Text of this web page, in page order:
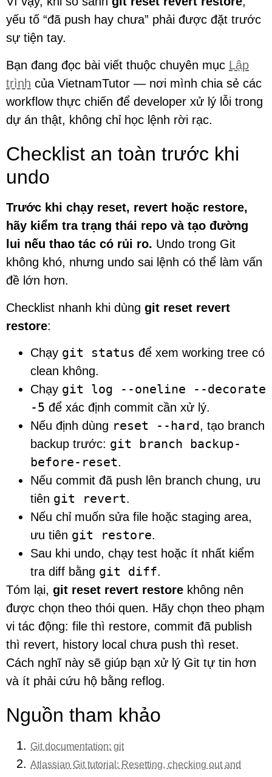
yếu tố “đã push hay chưa” phải được đặt trước
sự tiện tay.
Bạn đang đọc bài viết thuộc chuyên mục Lập
trình của VietnamTutor — nơi mình chia sẻ các
workflow thực chiến để developer xử lý lỗi trong
dự án thật, không chỉ học lệnh rời rạc.
Checklist an toàn trước khi
undo
Trước khi chạy reset, revert hoặc restore,
hãy kiểm tra trạng thái repo và tạo đường
lui nếu thao tác có rủi ro. Undo trong Git
không khó, nhưng undo sai lệnh có thể làm vấn
đề lớn hơn.
Checklist nhanh khi dùng git reset revert
restore:
Chạy git status để xem working tree có
clean không.
Chạy git log --oneline --decorate
-5 để xác định commit cần xử lý.
Nếu định dùng reset --hard, tạo branch
backup trước: git branch backup-
before-reset.
Nếu commit đã push lên branch chung, ưu
tiên git revert.
Nếu chỉ muốn sửa file hoặc staging area,
ưu tiên git restore.
Sau khi undo, chạy test hoặc ít nhất kiểm
tra diff bằng git diff.
Tóm lại, git reset revert restore không nên
được chọn theo thói quen. Hãy chọn theo phạm
vi tác động: file thì restore, commit đã publish
thì revert, history local chưa push thì reset.
Cách nghĩ này sẽ giúp bạn xử lý Git tự tin hơn
và ít phải cứu hộ bằng reflog.
Nguồn tham khảo
Git documentation: git
Atlassian Git tutorial: Resetting, checking out and